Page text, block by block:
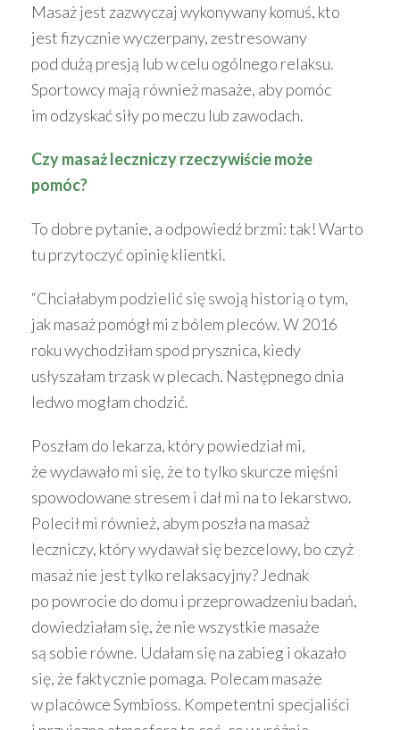
Masaż jest zazwyczaj wykonywany komuś, kto
jest fizycznie wyczerpany, zestresowany
pod dużą presją lub w celu ogólnego relaksu.
Sportowcy mają również masaże, aby pomóc
im odzyskać siły po meczu lub zawodach.
Czy masaż leczniczy rzeczywiście może
pomóc?
To dobre pytanie, a odpowiedź brzmi: tak! Warto
tu przytoczyć opinię klientki.
“Chciałabym podzielić się swoją historią o tym,
jak masaż pomógł mi z bólem pleców. W 2016
roku wychodziłam spod prysznica, kiedy
usłyszałam trzask w plecach. Następnego dnia
ledwo mogłam chodzić.
Poszłam do lekarza, który powiedział mi,
że wydawało mi się, że to tylko skurcze mięśni
spowodowane stresem i dał mi na to lekarstwo.
Polecił mi również, abym poszła na masaż
leczniczy, który wydawał się bezcelowy, bo czyż
masaż nie jest tylko relaksacyjny? Jednak
po powrocie do domu i przeprowadzeniu badań,
dowiedziałam się, że nie wszystkie masaże
są sobie równe. Udałam się na zabieg i okazało
się, że faktycznie pomaga. Polecam masaże
w placówce Symbioss. Kompetentni specjaliści